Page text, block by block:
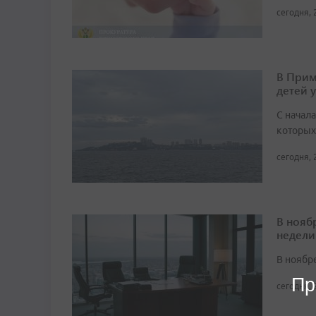
сегодня,
В
детей
С
сегодня,
В
недели
В
сегодня,